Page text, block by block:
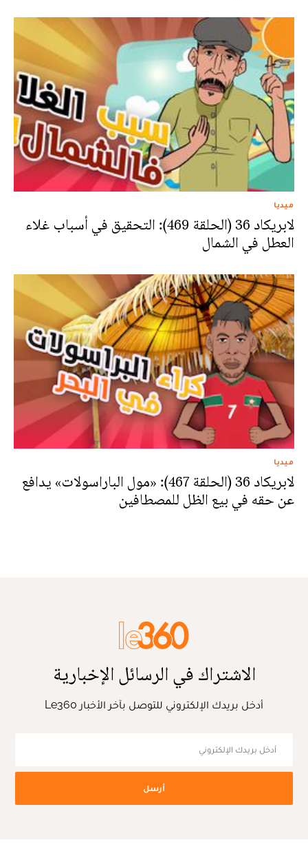
ميديا
لابريكاد 36 (الحلقة 469): التحقيق في أسباب غلاء
العطل في الشمال
ميديا
لابريكاد 36 (الحلقة 467): «مول الباراسولات» يدافع
عن حقه في بيع الظل للمصطافين
الاشتراك في الرسائل الإخبارية
أدخل بريدك الإلكتروني للتوصل بآخر الأخبار Le360
أرسل